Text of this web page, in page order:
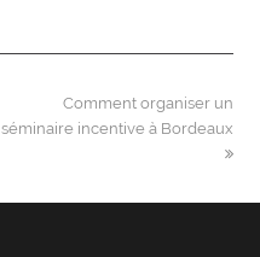
next
post:
Comment organiser un
séminaire incentive à Bordeaux